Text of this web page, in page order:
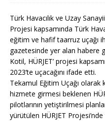
Türk Havacılık ve Uzay
Projesi kapsamında Türk
eğitim ve hafif taarruz uçağı
gazetesinde yer alan habere
Kotil, HÜRJET’ projesi
2023’te uçacağını ifade etti.
Tekamul Eğitim Uçağı olarak
hizmete girmesi beklenen
pilotlarının yetiştirilmesi
yürütülen HÜRJET